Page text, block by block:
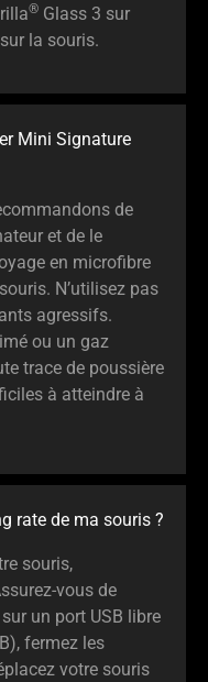
® Glass 3 sur
la souris.
Mini Signature
de
et de le
en microfibre
N’utilisez pas
agressifs.
ou un gaz
trace de poussière
à atteindre à
rate de ma souris ?
souris,
vous de
un port USB libre
fermez les
votre souris